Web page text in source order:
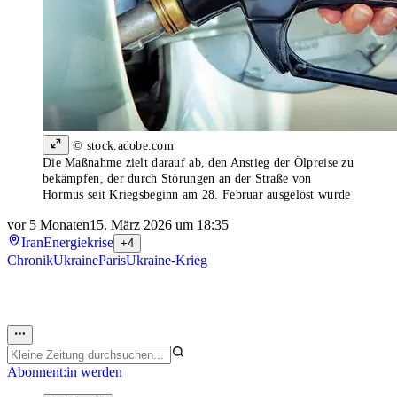
© stock.adobe.com
Die Maßnahme zielt darauf ab, den Anstieg der Ölpreise zu
bekämpfen, der durch Störungen an der Straße von
Hormus seit Kriegsbeginn am 28. Februar ausgelöst wurde
vor 5 Monaten15. März 2026 um 18:35
IranEnergiekrise +4
ChronikUkraineParisUkraine-Krieg
Abonnent:in werden